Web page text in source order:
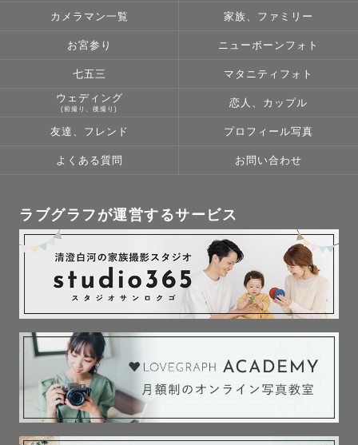
カメラマン一覧 家族、ファミリー
お宮参り ニューボーンフォト
七五三 マタニティフォト
ウェディング
(前撮り、後撮り)
恋人、カップル
友達、フレンド プロフィール写真
よくある質問 お問い合わせ
ラブグラフが運営するサービス